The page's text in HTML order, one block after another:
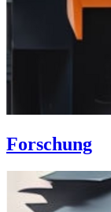
Forschung